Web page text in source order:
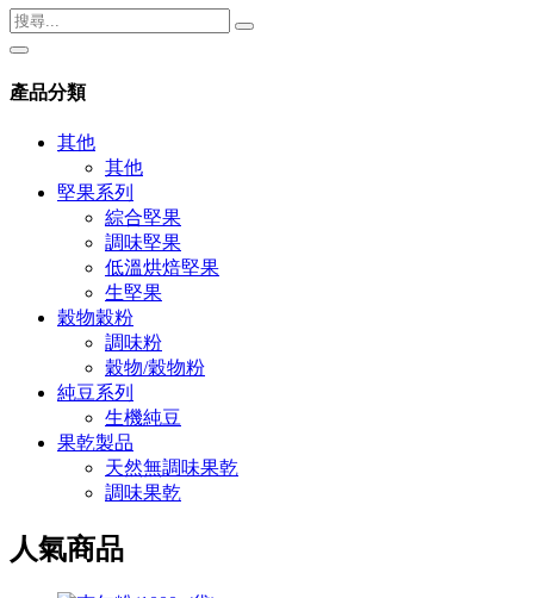
產品分類
其他
其他
堅果系列
綜合堅果
調味堅果
低溫烘焙堅果
生堅果
穀物穀粉
調味粉
穀物/穀物粉
純豆系列
生機純豆
果乾製品
天然無調味果乾
調味果乾
人氣商品